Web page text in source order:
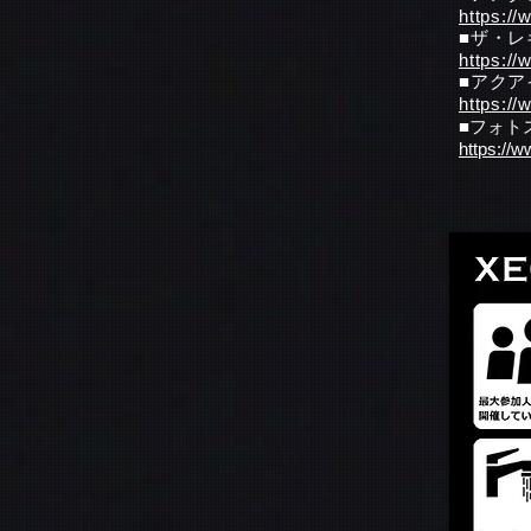
https://
■ザ・レ
https://
■アクア
https://
■フォト
https://